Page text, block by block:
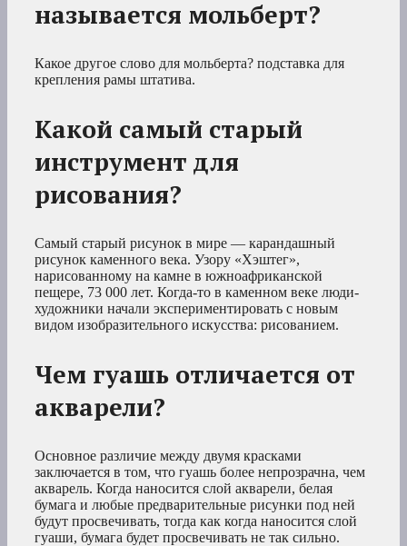
называется мольберт?
Какое другое слово для мольберта? подставка для
крепления рамы штатива.
Какой самый старый
инструмент для
рисования?
Самый старый рисунок в мире — карандашный
рисунок каменного века. Узору «Хэштег»,
нарисованному на камне в южноафриканской
пещере, 73 000 лет. Когда-то в каменном веке люди-
художники начали экспериментировать с новым
видом изобразительного искусства: рисованием.
Чем гуашь отличается от
акварели?
Основное различие между двумя красками
заключается в том, что гуашь более непрозрачна, чем
акварель. Когда наносится слой акварели, белая
бумага и любые предварительные рисунки под ней
будут просвечивать, тогда как когда наносится слой
гуаши, бумага будет просвечивать не так сильно.